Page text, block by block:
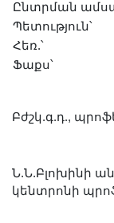
Մրցույթներ
Միջազգային
ծրագրեր
Վեբ
Ընտրման
Պետություն՝
Հեռ.՝
Ֆաքս՝
Բժշկ.գ.դ.,
Ն.Ն.Բլոխինի
կենտրոնի